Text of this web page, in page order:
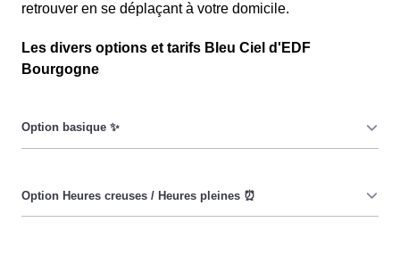
retrouver en se déplaçant à votre domicile.
Les divers options et tarifs Bleu Ciel d'EDF
Bourgogne
date, ni de l'heure, que ce soit en à Saligny ou ailleurs.
💡